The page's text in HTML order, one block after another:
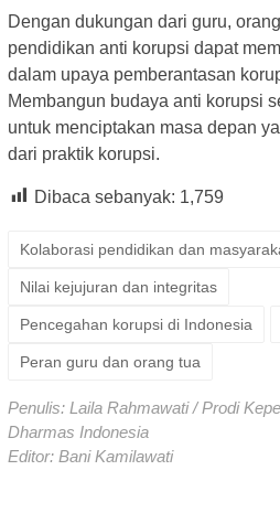
Dengan dukungan dari guru,
pendidikan anti korupsi dapat
dalam upaya pemberantasan
Membangun budaya anti korupsi
untuk menciptakan masa depan
dari praktik korupsi.
Dibaca sebanyak: 1,759
Kolaborasi pendidikan dan
Nilai kejujuran dan integritas
Pencegahan korupsi di Indonesia
Peran guru dan orang tua
Penulis: Laila Rahmawati / Prodi
Dharmas Indonesia
Editor: Bani Kamilawati